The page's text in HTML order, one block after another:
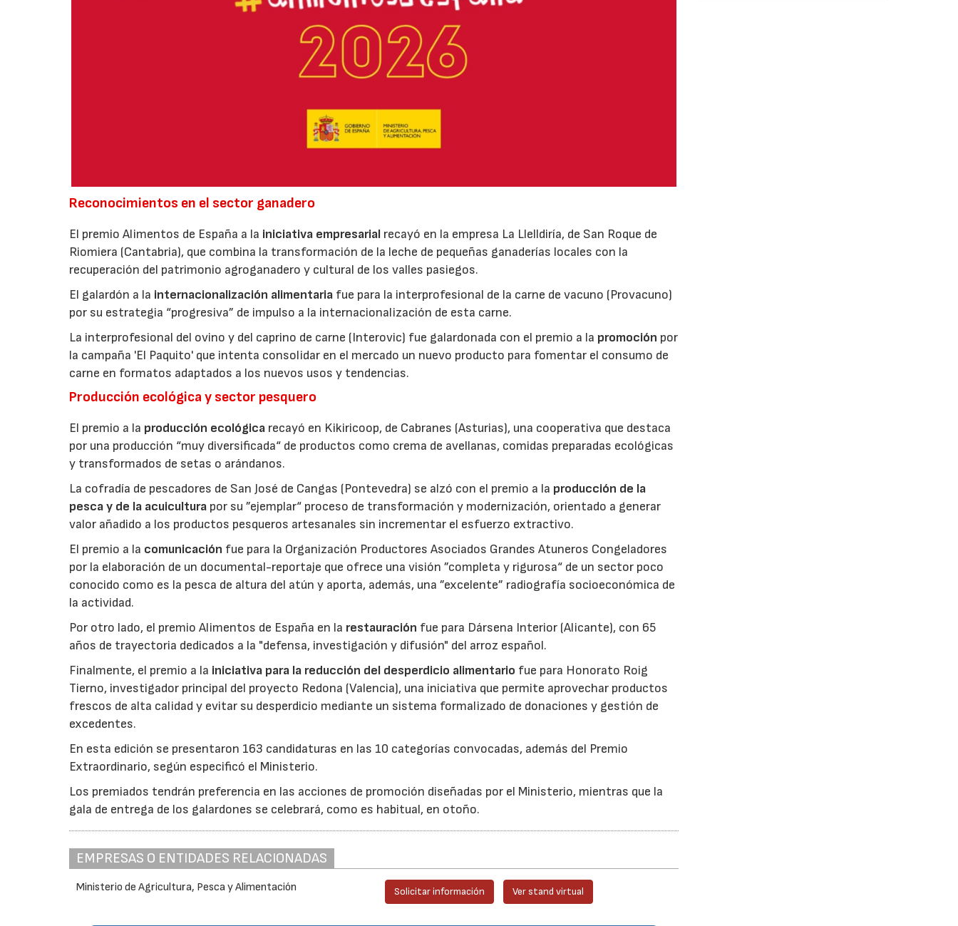
Reconocimientos en el sector ganadero
El premio Alimentos de España a la iniciativa empresarial recayó en la empresa La Llelldiría, de San Roque de
Riomiera (Cantabria), que combina la transformación de la leche de pequeñas ganaderías locales con la
recuperación del patrimonio agroganadero y cultural de los valles pasiegos.
El galardón a la internacionalización alimentaria fue para la interprofesional de la carne de vacuno (Provacuno)
por su estrategia “progresiva” de impulso a la internacionalización de esta carne.
La interprofesional del ovino y del caprino de carne (Interovic) fue galardonada con el premio a la promoción por
la campaña 'El Paquito' que intenta consolidar en el mercado un nuevo producto para fomentar el consumo de
carne en formatos adaptados a los nuevos usos y tendencias.
Producción ecológica y sector pesquero
El premio a la producción ecológica recayó en Kikiricoop, de Cabranes (Asturias), una cooperativa que destaca
por una producción “muy diversificada“ de productos como crema de avellanas, comidas preparadas ecológicas
y transformados de setas o arándanos.
La cofradía de pescadores de San José de Cangas (Pontevedra) se alzó con el premio a la producción de la
pesca y de la acuicultura por su ”ejemplar“ proceso de transformación y modernización, orientado a generar
valor añadido a los productos pesqueros artesanales sin incrementar el esfuerzo extractivo.
El premio a la comunicación fue para la Organización Productores Asociados Grandes Atuneros Congeladores
por la elaboración de un documental-reportaje que ofrece una visión ”completa y rigurosa“ de un sector poco
conocido como es la pesca de altura del atún y aporta, además, una ”excelente” radiografía socioeconómica de
la actividad.
Por otro lado, el premio Alimentos de España en la restauración fue para Dársena Interior (Alicante), con 65
años de trayectoria dedicados a la "defensa, investigación y difusión" del arroz español.
Finalmente, el premio a la iniciativa para la reducción del desperdicio alimentario fue para Honorato Roig
Tierno, investigador principal del proyecto Redona (Valencia), una iniciativa que permite aprovechar productos
frescos de alta calidad y evitar su desperdicio mediante un sistema formalizado de donaciones y gestión de
excedentes.
En esta edición se presentaron 163 candidaturas en las 10 categorías convocadas, además del Premio
Extraordinario, según especificó el Ministerio.
Los premiados tendrán preferencia en las acciones de promoción diseñadas por el Ministerio, mientras que la
gala de entrega de los galardones se celebrará, como es habitual, en otoño.
EMPRESAS O ENTIDADES RELACIONADAS
Ministerio de Agricultura, Pesca y Alimentación Solicitar información Ver stand virtual